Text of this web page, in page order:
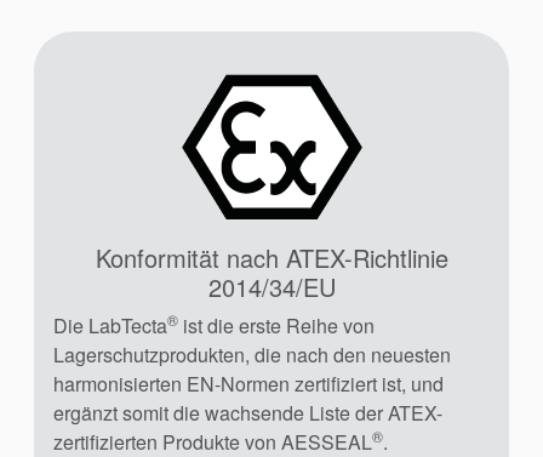
Akademie
Produktbroschüren
Konformität nach ATEX-Richtlinie
2014/34/EU
Die LabTecta® ist die erste Reihe von
Lagerschutzprodukten, die nach den neuesten
harmonisierten EN-Normen zertifiziert ist, und
ergänzt somit die wachsende Liste der ATEX-
zertifizierten Produkte von AESSEAL®.